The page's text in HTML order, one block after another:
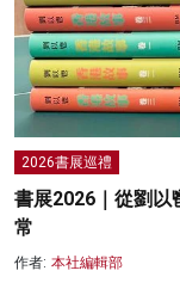
2026書展巡禮
書展2026｜從劉以
常
作者: 本社編輯部